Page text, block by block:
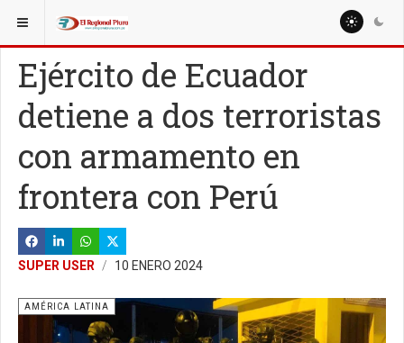
ESTÁ AQUÍ: MUNDO
Ejército de Ecuador
detiene a dos terroristas
con armamento en
frontera con Perú
SUPER USER 10 ENERO 2024
AMÉRICA LATINA